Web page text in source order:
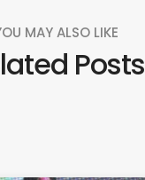
MAY ALSO LIKE
Posts